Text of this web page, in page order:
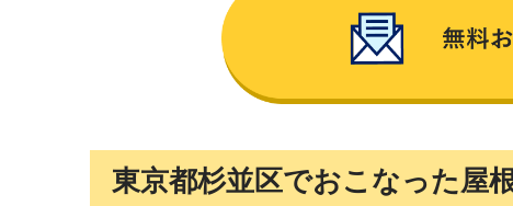
東京都杉並区でおこなった屋